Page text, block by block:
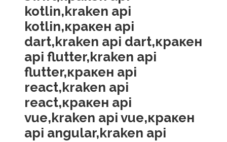
kotlin,kraken api
kotlin,кракен api
dart,kraken api dart,кракен
api flutter,kraken api
flutter,кракен api
react,kraken api
react,кракен api
vue,kraken api vue,кракен
api angular,kraken api